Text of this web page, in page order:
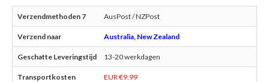
AusPost / NZPost
Australia, New Zealand
13-20 werkdagen
EUR €9.99